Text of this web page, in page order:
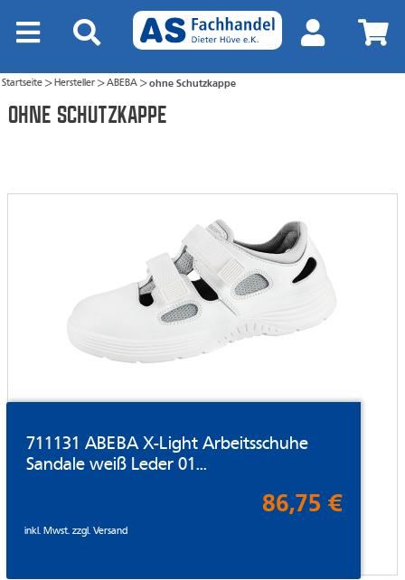
Startseite > Hersteller >ABEBA >ohne Schutzkappe
ohne Schutzkappe
711131 ABEBA X-Light Arbeitsschuhe
Sandale weiß Leder 01...
86,75 €
inkl. Mwst. zzgl.Versand